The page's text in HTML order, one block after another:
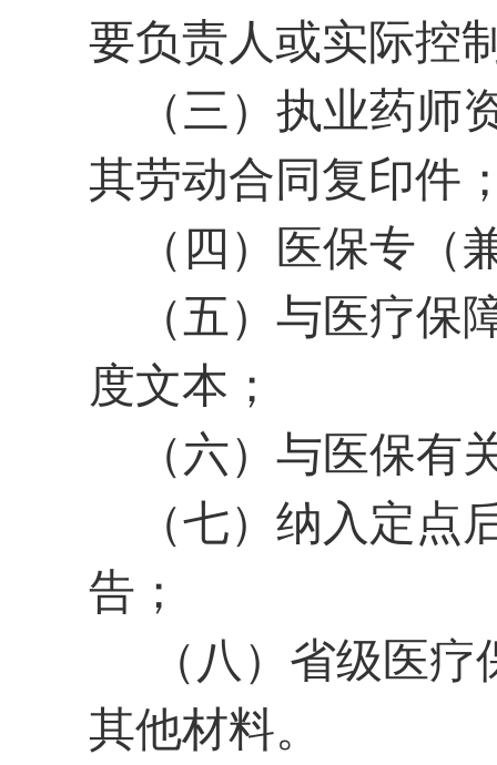
要负责人或实际控
（三）执业药
其劳动合同复印件
（四）医保专
（五）与医疗
度文本；
（六）与医保有
（七）纳入定
告；
（八）省级医疗
其他材料。